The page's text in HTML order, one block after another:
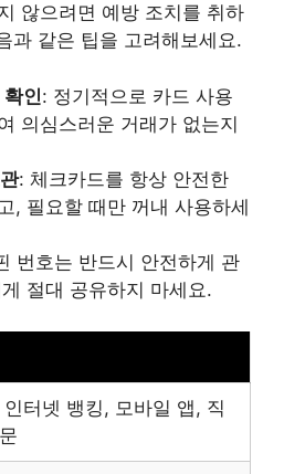
않으려면 예방 조치를 취하
과 같은 팁을 고려해보세요.
인: 정기적으로 카드 사용
의심스러운 거래가 없는지
: 체크카드를 항상 안전한
, 필요할 때만 꺼내 사용하세
번호는 반드시 안전하게 관
절대 공유하지 마세요.
인터넷 뱅킹, 모바일 앱, 직